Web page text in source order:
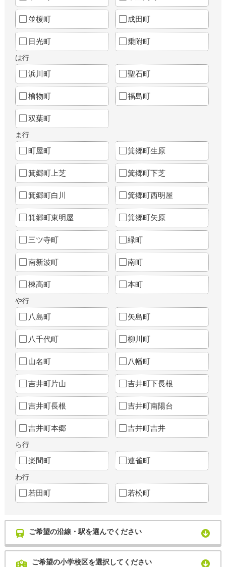
並榎町 成田町
日光町 乗附町
は行
浜川町 聖石町
檜物町 福島町
双葉町
ま行
町屋町 箕郷町生原
箕郷町上芝 箕郷町下芝
箕郷町白川 箕郷町西明屋
箕郷町東明屋 箕郷町矢原
三ツ寺町 緑町
南新波町 南町
棟高町 本町
や行
八島町 矢島町
八千代町 柳川町
山名町 八幡町
吉井町片山 吉井町下長根
吉井町長根 吉井町南陽台
吉井町本郷 吉井町吉井
ら行
楽間町 連雀町
わ行
若田町 若松町
ご希望の沿線・駅を選んでください
ご希望の小学校区を選択してください